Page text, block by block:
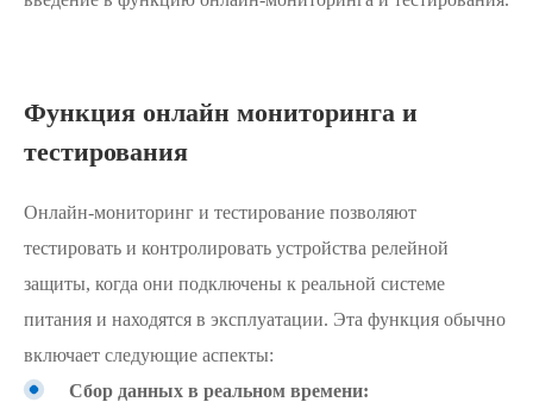
Функция онлайн мониторинга и
тестирования
Онлайн-мониторинг и тестирование позволяют
тестировать и контролировать устройства релейной
защиты, когда они подключены к реальной системе
питания и находятся в эксплуатации. Эта функция обычно
включает следующие аспекты:
Сбор данных в реальном времени: